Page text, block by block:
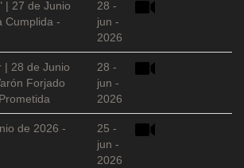
| 27 de Junio
Cumplida -
28 -
jun -
2026
| 28 de Junio
Forjado
28 -
jun -
2026
de 2026 -
25 -
jun -
2026